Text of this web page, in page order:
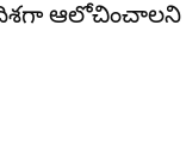
ఆలోచించాలని